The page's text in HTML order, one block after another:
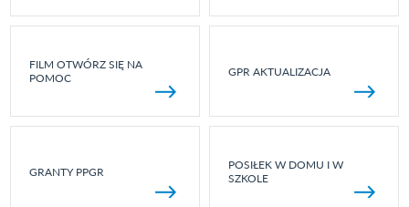
FILM OTWÓRZ SIĘ NA
POMOC
GPR AKTUALIZACJA
GRANTY PPGR
POSIŁEK W DOMU I W
SZKOLE